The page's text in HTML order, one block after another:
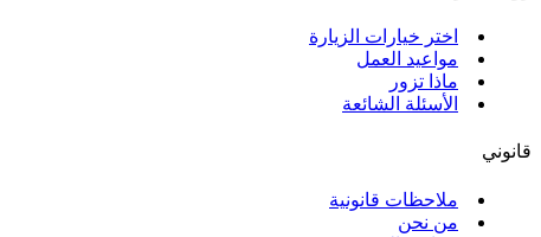
اختر خيارات الزيارة
مواعيد العمل
ماذا تزور
الأسئلة الشائعة
قانوني
ملاحظات قانونية
من نحن